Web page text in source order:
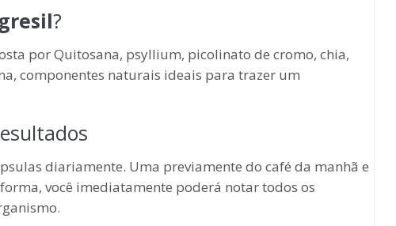
?
por Quitosana, psyllium, picolinato de cromo, chia,
componentes naturais ideais para trazer um
diariamente. Uma previamente do café da manhã e
você imediatamente poderá notar todos os